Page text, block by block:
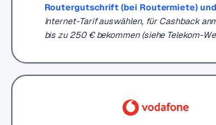
Routergutschrift (bei Routermiete)
Internet-Tarif auswählen, für Cashback
bis zu 250 € bekommen (siehe Telekom-